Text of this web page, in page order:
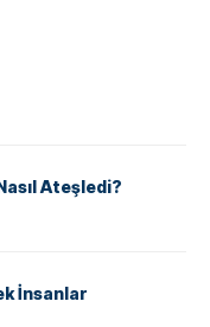
Ateşledi?
İnsanlar